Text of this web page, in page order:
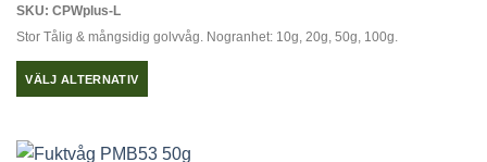
SKU: CPWplus-L
Stor Tålig & mångsidig golvvåg. Nogranhet: 10g, 20g, 50g, 100g.
VÄLJ ALTERNATIV
produkten